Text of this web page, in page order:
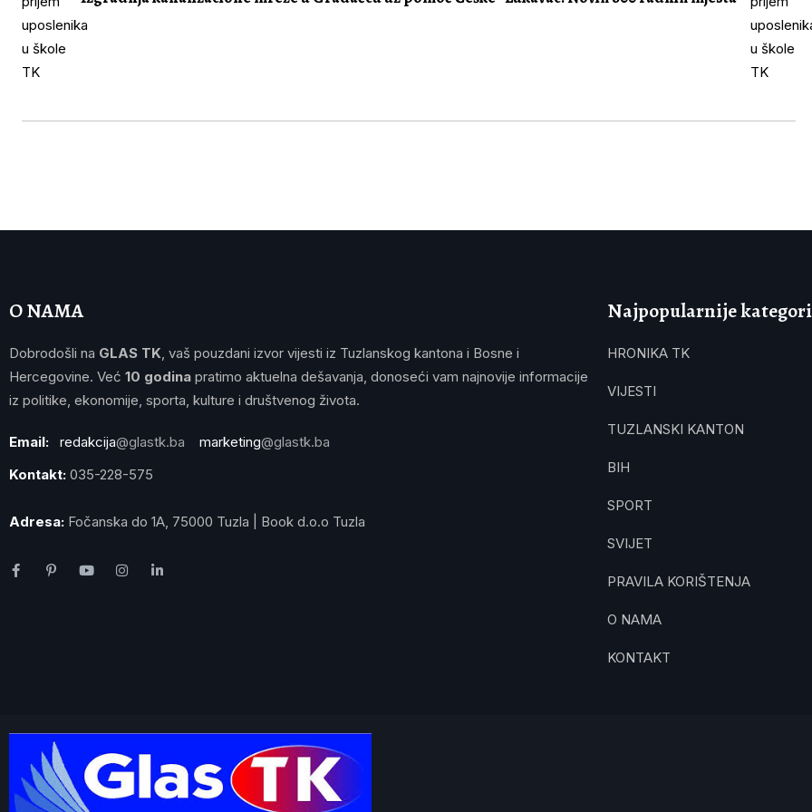
O NAMA
Dobrodošli na GLAS TK, vaš pouzdani izvor vijesti iz Tuzlanskog kantona i Bosne i
Hercegovine. Već 10 godina pratimo aktuelna dešavanja, donoseći vam najnovije informacije
iz politike, ekonomije, sporta, kulture i društvenog života.
Email: redakcija@glastk.ba marketing@glastk.ba
Kontakt: 035-228-575
Adresa: Fočanska do 1A, 75000 Tuzla | Book d.o.o Tuzla
Najpopularnije
HRONIKA TK
VIJESTI
TUZLANSKI KANTON
BIH
SPORT
SVIJET
PRAVILA KORIŠTENJA
O NAMA
KONTAKT